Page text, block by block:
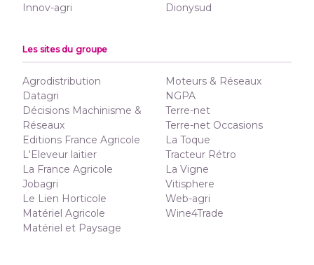
Innov-agri Dionysud
Les sites du groupe
Agrodistribution
Datagri
Décisions Machinisme &
Réseaux
Editions France Agricole
L'Eleveur laitier
La France Agricole
Jobagri
Le Lien Horticole
Matériel Agricole
Matériel et Paysage
Moteurs & Réseaux
NGPA
Terre-net
Terre-net Occasions
La Toque
Tracteur Rétro
La Vigne
Vitisphere
Web-agri
Wine4Trade